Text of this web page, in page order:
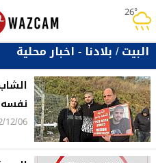
26°rainy
البيت/بلادنا - اخبار محلية
نفسه
06 12:37